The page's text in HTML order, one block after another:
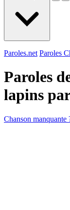
Paroles.net Paroles
Paroles
lapins
Chanson manquante